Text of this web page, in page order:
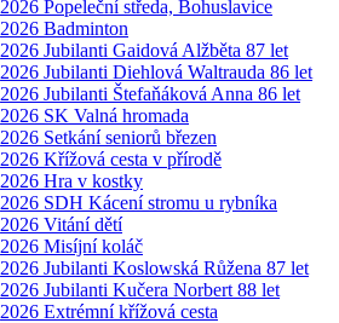
2026 Popeleční středa, Bohuslavice
2026 Badminton
2026 Jubilanti Gaidová Alžběta 87 let
2026 Jubilanti Diehlová Waltrauda 86 let
2026 Jubilanti Štefaňáková Anna 86 let
2026 SK Valná hromada
2026 Setkání seniorů březen
2026 Křížová cesta v přírodě
2026 Hra v kostky
2026 SDH Kácení stromu u rybníka
2026 Vitání dětí
2026 Misíjní koláč
2026 Jubilanti Koslowská Růžena 87 let
2026 Jubilanti Kučera Norbert 88 let
2026 Extrémní křížová cesta